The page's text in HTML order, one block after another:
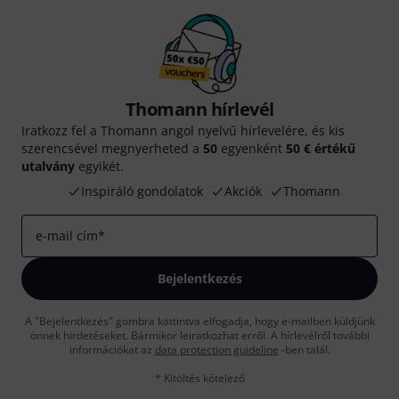
Thomann hírlevél
Iratkozz fel a Thomann angol nyelvű hírlevelére, és kis
szerencsével megnyerheted a 50 egyenként 50 € értékű
utalvány egyikét.
Inspiráló gondolatok
Akciók Thomann
e-mail cím*
Bejelentkezés
A "Bejelentkezés" gombra kattintva elfogadja, hogy e-mailben küldjünk
önnek hirdetéseket. Bármikor leiratkozhat erről. A hírlevélről további
információkat az data protection guideline -ben talál.
* Kitöltés kötelező